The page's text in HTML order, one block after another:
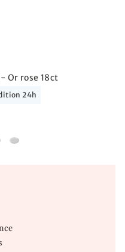
Or rose 18ct
24h
rond - Or rose 18ct
- Or rose 18ct
prénom "anglaise" - Or
Collier prénom - Or rose